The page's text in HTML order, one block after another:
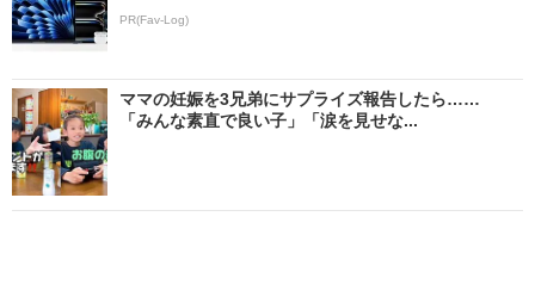
PR(Fav-Log)
ママの妊娠を3兄弟にサプライズ報告したら……
「みんな素直で良い子」「涙を見せな...